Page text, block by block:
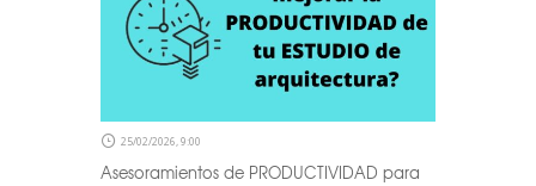
25/02/2026, 9:00
Asesoramientos de PRODUCTIVIDAD para